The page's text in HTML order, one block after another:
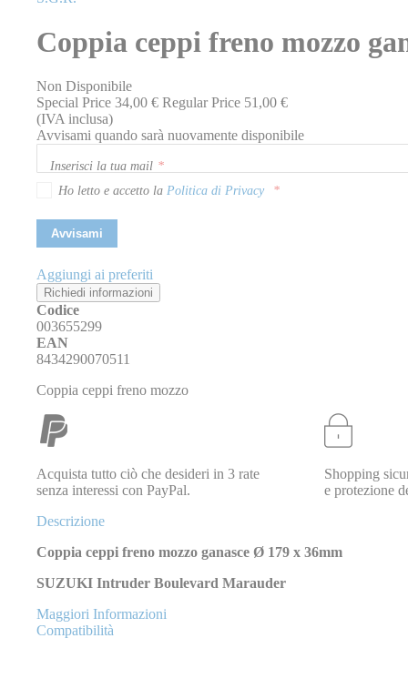
di
immagini
Coppia ceppi freno mozzo
Non Disponibile
Special Price 34,00 € Regular Price 51,00 €
(IVA inclusa)
Avvisami quando sarà nuovamente disponibile
Inserisci la tua mail
Ho letto e accetto laPolitica di Privacy
Avvisami
Aggiungi ai preferiti
Richiedi informazioni
Codice
003655299
EAN
8434290070511
Coppia ceppi freno mozzo
Acquista tutto ciò che desideri in 3 rate
senza interessi con PayPal.
Shopping
e protezione
Descrizione
Coppia ceppi freno mozzo ganasce Ø 179 x 36mm
SUZUKI Intruder Boulevard Marauder
Maggiori Informazioni
Compatibilità